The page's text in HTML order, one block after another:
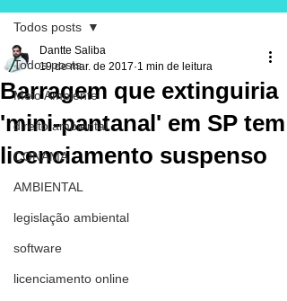
Todos posts
Meio Ambiente
direito ambiental
CONAMA
AMBIENTAL
legislação ambiental
software
licenciamento online
Todos posts
Barragem que extinguiria
'mini-pantanal' em SP tem
licenciamento suspenso
Dantte Saliba
19 de mar. de 2017 1 min de leitura